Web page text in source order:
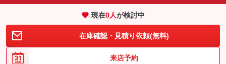
現在0人が検討中
在庫確認・見積り依頼(無料)
来店予約